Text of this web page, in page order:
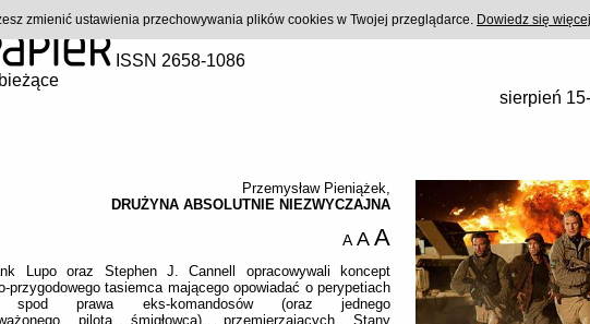
ISSN 2658-1086
sierpień
Przemysław Pieniążek,
DRUŻYNA ABSOLUTNIE NIEZWYCZAJNA
A A A
Lupo oraz Stephen J. Cannell opracowywali koncept
przygodowego tasiemca mającego opowiadać o perypetiach
spod prawa eks-komandosów (oraz jednego
pilota śmigłowca), przemierzających Stany
zmienić ustawienia przechowywania plików cookies w Twojej przeglądarce. Dowiedz się więcej